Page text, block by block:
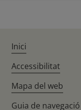
Inici
Accessibilitat
Mapa del web
Guia de navegació